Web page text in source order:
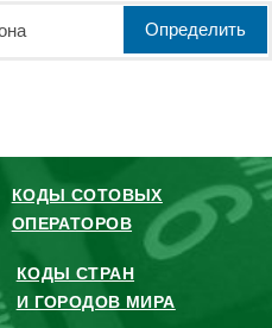
Определить
КОДЫ СОТОВЫХ
ОПЕРАТОРОВ
КОДЫ СТРАН
И ГОРОДОВ МИРА